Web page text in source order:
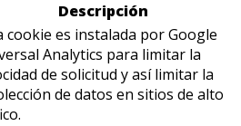
Descripción
cookie es instalada por Google
Analytics para limitar la
de solicitud y así limitar la
de datos en sitios de alto